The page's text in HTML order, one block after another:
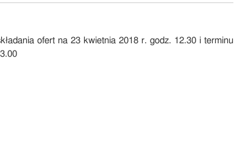
ofert na 23 kwietnia 2018 r. godz. 12.30 i terminu